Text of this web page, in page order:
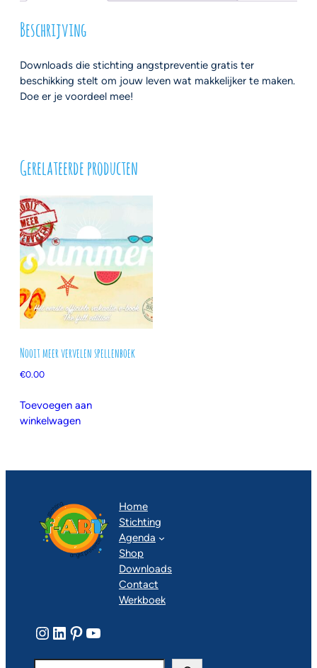
Beschrijving
Downloads die stichting angstpreventie gratis ter
beschikking stelt om jouw leven wat makkelijker te maken.
Doe er je voordeel mee!
Gerelateerde producten
Nooit meer vervelen spellenboek
€0.00
Toevoegen aan
winkelwagen
Home
Stichting
Agenda
Shop
Downloads
Contact
Werkboek
Instagram LinkedIn Pinterest YouTube